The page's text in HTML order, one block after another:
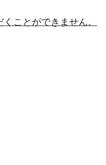
ことができません。